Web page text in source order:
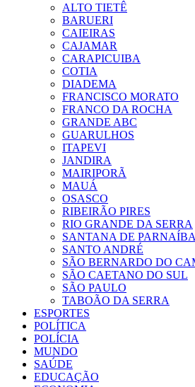
ALTO TIETÊ
BARUERI
CAIEIRAS
CAJAMAR
CARAPICUIBA
COTIA
DIADEMA
FRANCISCO MORATO
FRANCO DA ROCHA
GRANDE ABC
GUARULHOS
ITAPEVI
JANDIRA
MAIRIPORÃ
MAUÁ
OSASCO
RIBEIRÃO PIRES
RIO GRANDE DA SERRA
SANTANA DE PARNAÍBA
SANTO ANDRÉ
SÃO BERNARDO DO
SÃO CAETANO DO SUL
SÃO PAULO
TABOÃO DA SERRA
ESPORTES
POLÍTICA
POLÍCIA
MUNDO
SAÚDE
EDUCAÇÃO